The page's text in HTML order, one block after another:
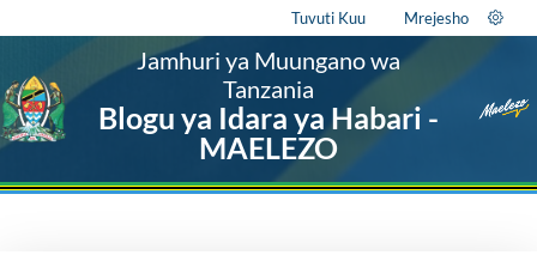
Tuvuti Kuu Mrejesho
Jamhuri ya Muungano wa
Tanzania
Blogu ya Idara ya Habari -
MAELEZO